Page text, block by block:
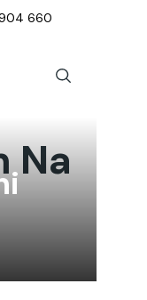
660
Na